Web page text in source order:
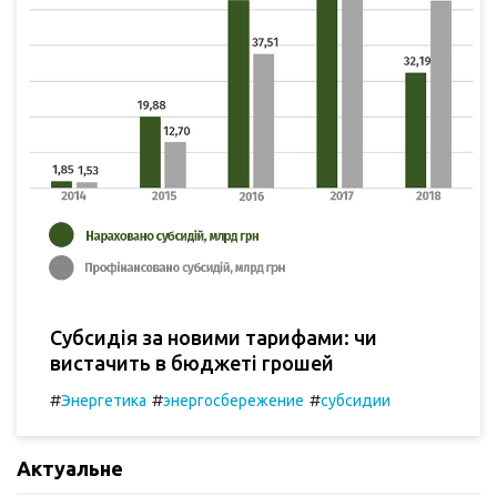
Субсидія за новими тарифами: чи
вистачить в бюджеті грошей
#Энергетика #энергосбережение #субсидии
Актуальне